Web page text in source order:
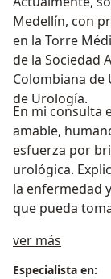
Medellín, con
en la Torre
de la Sociedad
Colombiana de
de Urología.
En mi consulta
amable,
esfuerza por
urológica.
la enfermedad
que pueda
ver más
Especialista en: